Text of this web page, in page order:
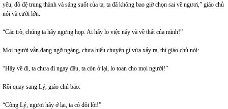
yêu, đồ đệ trung thành và sáng suốt của ta, ta đã không bao giờ chọn sai về ngươi,” giáo chủ
nói và cười lớn.
“Các trò, chúng ta hãy ngưng họp. Ai hãy lo việc nấy và về thất của mình!”
Mọi người vẫn đang ngỡ ngàng, chưa hiểu chuyện gì vừa xảy ra, thì giáo chủ nói:
“Hãy về đi, ta chưa đi ngay đâu, ta còn ở lại, lo toan cho mọi người!”
Rồi quay sang Lý, giáo chủ bảo:
“Công Lý, ngươi hãy ở lại, ta có đôi lời!”